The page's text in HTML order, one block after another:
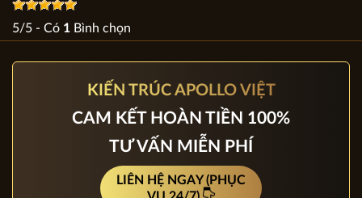
5/5 - Có 1 Bình chọn
KIẾN TRÚC APOLLO VIỆT
CAM KẾT HOÀN TIỀN 100%
TƯ VẤN MIỄN PHÍ
LIÊN HỆ NGAY (PHỤC